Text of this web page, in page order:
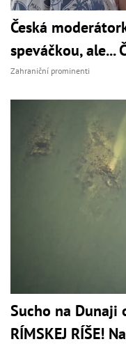
Česká
speváčkou, ale...
Zahraniční prominenti
Sucho na Dunaji
RÍMSKEJ RÍŠE!